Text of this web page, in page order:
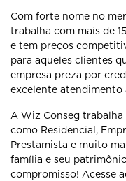
Com forte nome no
trabalha com mais de
e tem preços
para aqueles clientes
empresa preza por
excelente atendimento
A Wiz Conseg
como Residencial,
Prestamista e muito
família e seu
compromisso! Acesse